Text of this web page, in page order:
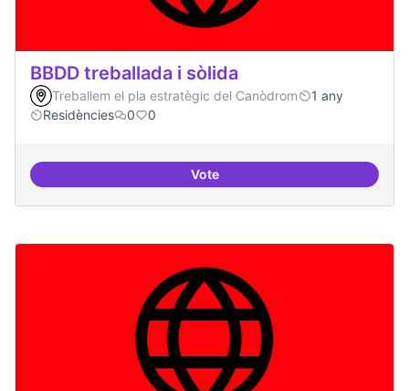
BBDD treballada i sòlida
Treballem el pla estratègic del Canòdrom
1 any
Residències
0 0
VoteBBDD treballada i sòlida